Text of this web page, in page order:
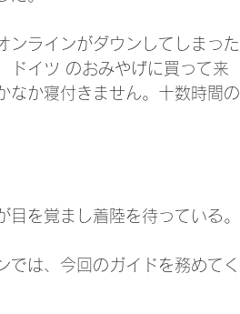
ンラインがダウンしてしまった
ドイツ のおみやげに買って来
なか寝付きません。十数時間の
を覚まし着陸を待っている。
では、今回のガイドを務めてく